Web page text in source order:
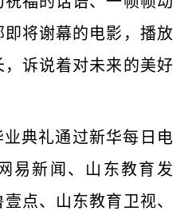
将谢幕的电影，播放
诉说着对未来的美好
典礼通过新华每日电
易新闻、山东教育发
点、山东教育卫视、